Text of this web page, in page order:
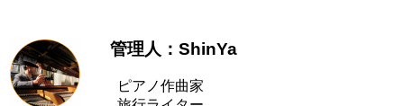
管理人：ShinYa
ピアノ作曲家